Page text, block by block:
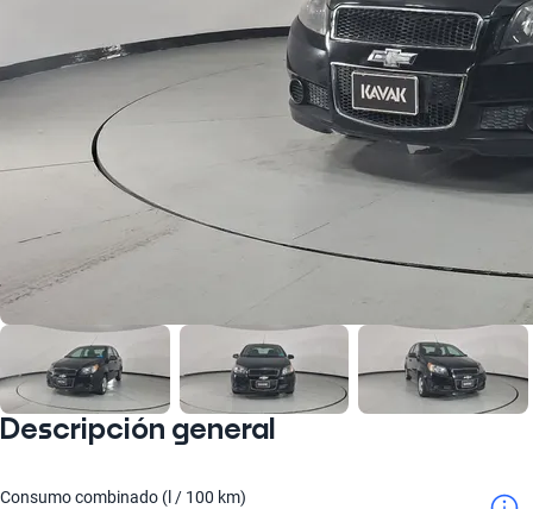
Descripción general
Consumo combinado (l / 100 km)